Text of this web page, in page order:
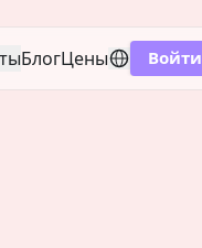
БлогЦены Войти